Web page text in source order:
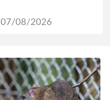
07/08/2026